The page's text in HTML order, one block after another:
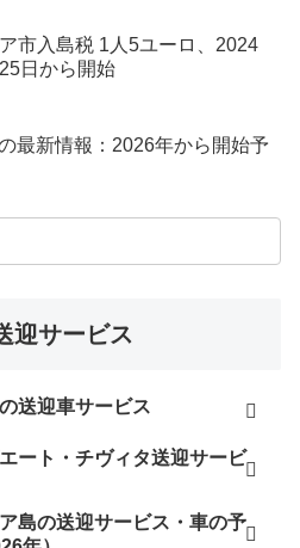
市入島税 1人5ユーロ、2024
日から開始
最新情報：2026年から開始予
迎サービス
送迎車サービス
ート・チヴィタ送迎サービ
島の送迎サービス・車の予